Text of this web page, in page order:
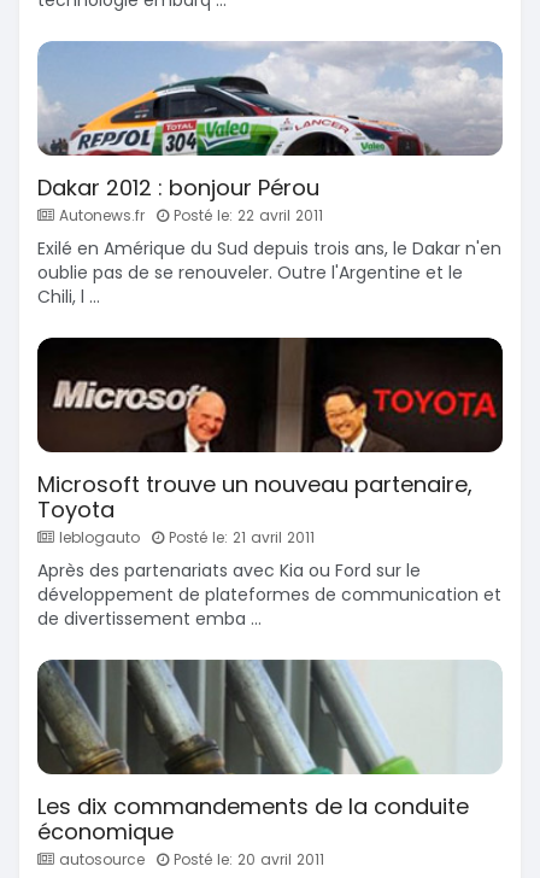
Dakar 2012 : bonjour Pérou
Autonews.fr Posté le: 22 avril 2011
Exilé en Amérique du Sud depuis trois ans, le Dakar n'en
oublie pas de se renouveler. Outre l'Argentine et le
Chili, l ...
Microsoft trouve un nouveau partenaire,
Toyota
leblogauto Posté le: 21 avril 2011
Après des partenariats avec Kia ou Ford sur le
développement de plateformes de communication et
de divertissement emba ...
Les dix commandements de la conduite
économique
autosource Posté le: 20 avril 2011